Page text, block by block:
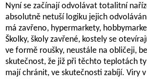
Nyní se začínají odvolávat totalitní
absolutně netuší logiku jejich
má zavřeno, hypermarkety,
Školky, školy zavřené, kostely se
ve formě roušky, neustále na obličeji,
skutečnost, že již při těchto teplotách
mají chránit, ve skutečnosti zabíjí. Viry